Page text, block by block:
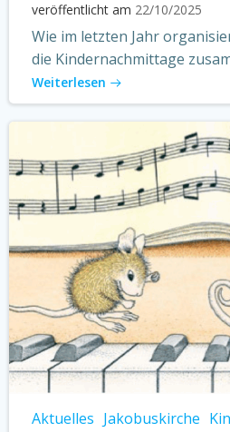
veröffentlicht am 22/10/2025
Wie im letzten Jahr
die Kindernachmittage
Weiterlesen
Aktuelles Jakobuskirche